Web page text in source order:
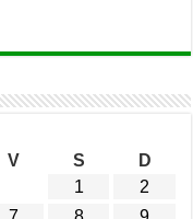
V S
D
1
2